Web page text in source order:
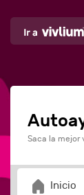
Saca la mejor
Inicio